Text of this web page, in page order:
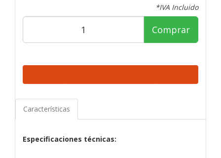
*IVA Incluido
Comprar
Características
Especificaciones técnicas: